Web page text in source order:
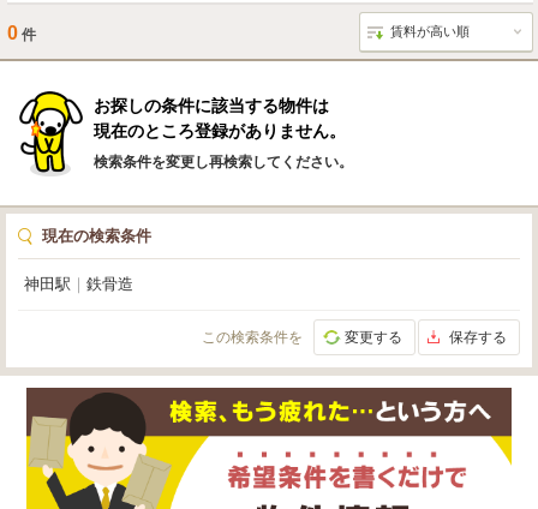
0 件
お探しの条件に該当する物件は
現在のところ登録がありません。
検索条件を変更し再検索してください。
現在の検索条件
神田駅 鉄骨造
この検索条件を 変更する 保存する